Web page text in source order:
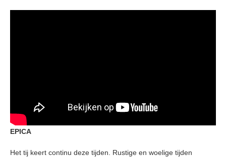
EPICA
Het tij keert continu deze tijden. Rustige en woelige tijden